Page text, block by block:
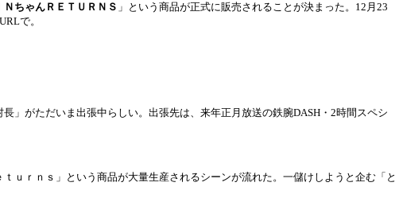
ＮちゃんＲＥＴＵＲＮＳ 」という商品が正式に販売されることが決まった。12月23
で。
」がただいま出張中らしい。出張先は、来年正月放送の鉄腕DASH・2時間スペシ
ｕｒｎｓ」という商品が大量生産されるシーンが流れた。一儲けしようと企む「と